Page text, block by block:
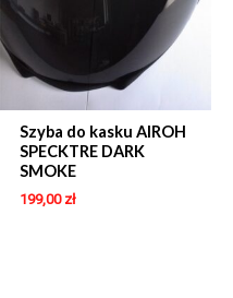
Szyba do kasku AIROH
SPECKTRE DARK
SMOKE
199,00 zł